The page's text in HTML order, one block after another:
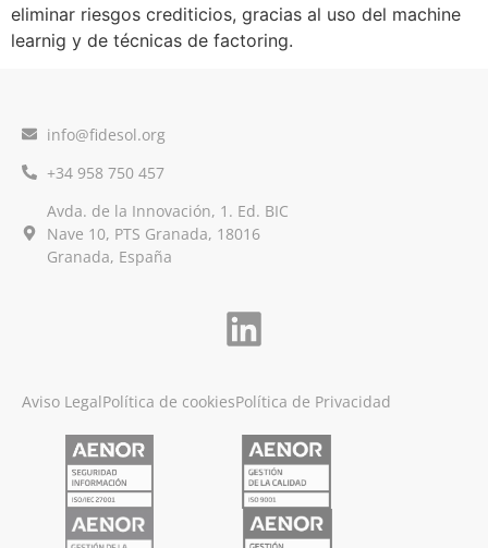
eliminar riesgos crediticios, gracias al uso del machine
learnig y de técnicas de factoring.
info@fidesol.org
+34 958 750 457
Avda. de la Innovación, 1. Ed. BIC
Nave 10, PTS Granada, 18016
Granada, España
Aviso LegalPolítica de cookiesPolítica de Privacidad